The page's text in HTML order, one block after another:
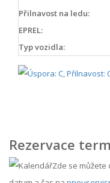
Přilnavost na ledu:
EPREL:
Typ vozidla:
Rezervace
Zde se